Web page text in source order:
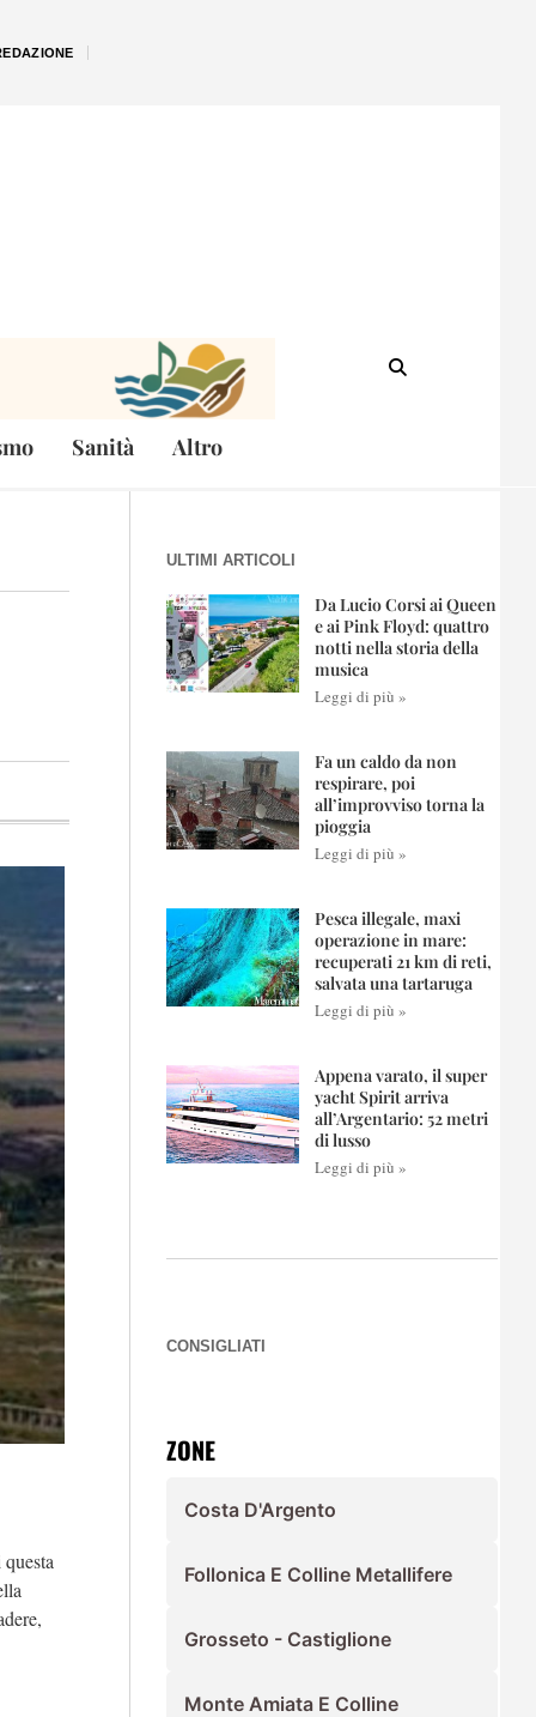
Sanità Altro
ULTIMI ARTICOLI
Da Lucio Corsi ai Queen
e ai Pink Floyd: quattro
notti nella storia della
musica
Leggi di più »
Fa un caldo da non
respirare, poi
all’improvviso torna la
pioggia
Leggi di più »
Pesca illegale, maxi
operazione in mare:
recuperati 21 km di reti,
salvata una tartaruga
Leggi di più »
Appena varato, il super
yacht Spirit arriva
all’Argentario: 52 metri
di lusso
Leggi di più »
CONSIGLIATI
ZONE
Costa D'Argento
Follonica E Colline Metallifere
Grosseto - Castiglione
Monte Amiata E Colline